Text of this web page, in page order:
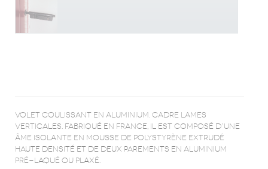
Volet coulissant en aluminium. Cadre lames
verticales. Fabriqué en France, il est composé d’une
âme isolante en mousse de polystyrène extrudé
haute densité et de deux parements en aluminium
pré-laqué ou plaxé.